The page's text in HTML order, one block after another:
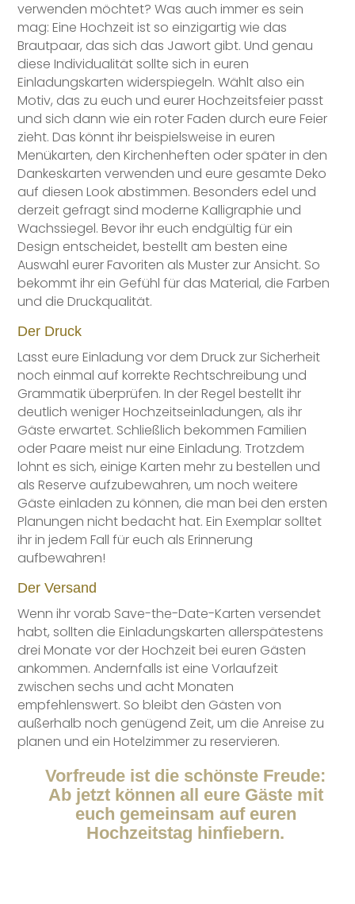
verwenden möchtet? Was auch immer es sein
mag: Eine Hochzeit ist so einzigartig wie das
Brautpaar, das sich das Jawort gibt. Und genau
diese Individualität sollte sich in euren
Einladungskarten widerspiegeln. Wählt also ein
Motiv, das zu euch und eurer Hochzeitsfeier passt
und sich dann wie ein roter Faden durch eure Feier
zieht. Das könnt ihr beispielsweise in euren
Menükarten, den Kirchenheften oder später in den
Dankeskarten verwenden und eure gesamte Deko
auf diesen Look abstimmen. Besonders edel und
derzeit gefragt sind moderne Kalligraphie und
Wachssiegel. Bevor ihr euch endgültig für ein
Design entscheidet, bestellt am besten eine
Auswahl eurer Favoriten als Muster zur Ansicht. So
bekommt ihr ein Gefühl für das Material, die Farben
und die Druckqualität.
Der Druck
Lasst eure Einladung vor dem Druck zur Sicherheit
noch einmal auf korrekte Rechtschreibung und
Grammatik überprüfen. In der Regel bestellt ihr
deutlich weniger Hochzeitseinladungen, als ihr
Gäste erwartet. Schließlich bekommen Familien
oder Paare meist nur eine Einladung. Trotzdem
lohnt es sich, einige Karten mehr zu bestellen und
als Reserve aufzubewahren, um noch weitere
Gäste einladen zu können, die man bei den ersten
Planungen nicht bedacht hat. Ein Exemplar solltet
ihr in jedem Fall für euch als Erinnerung
aufbewahren!
Der Versand
Wenn ihr vorab Save-the-Date-Karten versendet
habt, sollten die Einladungskarten allerspätestens
drei Monate vor der Hochzeit bei euren Gästen
ankommen. Andernfalls ist eine Vorlaufzeit
zwischen sechs und acht Monaten
empfehlenswert. So bleibt den Gästen von
außerhalb noch genügend Zeit, um die Anreise zu
planen und ein Hotelzimmer zu reservieren.
Vorfreude ist die schönste Freude:
Ab jetzt können all eure Gäste mit
euch gemeinsam auf euren
Hochzeitstag hinfiebern.